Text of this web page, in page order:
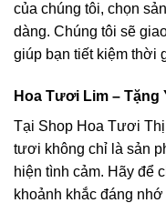
của chúng tôi, chọn
dàng. Chúng tôi sẽ
giúp bạn tiết kiệm thời
Hoa Tươi Lim –
Tại Shop Hoa Tươi
tươi không chỉ là sản
hiện tình cảm. Hãy để
khoảnh khắc đáng